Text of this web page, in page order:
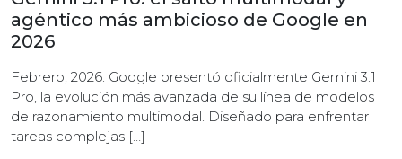
agéntico más ambicioso de Google en
2026
Febrero, 2026. Google presentó oficialmente Gemini 3.1
Pro, la evolución más avanzada de su línea de modelos
de razonamiento multimodal. Diseñado para enfrentar
tareas complejas […]